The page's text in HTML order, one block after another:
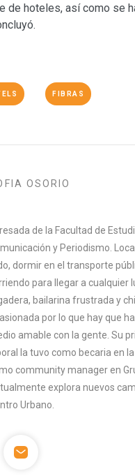
de hoteles, así como se
FIBRAS
OSORIO
de la Facultad de
y Periodismo.
dormir en el transporte
para llegar a cualquier
bailarina frustrada y
por lo que hay que
amable con la gente. Su
la tuvo como becaria en
community manager en
explora nuevos
Urbano.